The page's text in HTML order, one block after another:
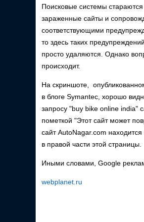
Поисковые системы
зараженные сайты и
соответствующими
то здесь таких
просто удаляются. Однако
происходит.
На скриншоте,
в блоге Symantec, хорошо
запросу "buy bike online india"
пометкой "Этот сайт может
сайт AutoNagar.com
в правой части этой страницы.
Иными словами, Google
webplanet.ru